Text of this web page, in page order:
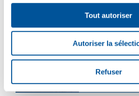
Tout autoriser
Autoriser la
Refuser
Ali
Install and